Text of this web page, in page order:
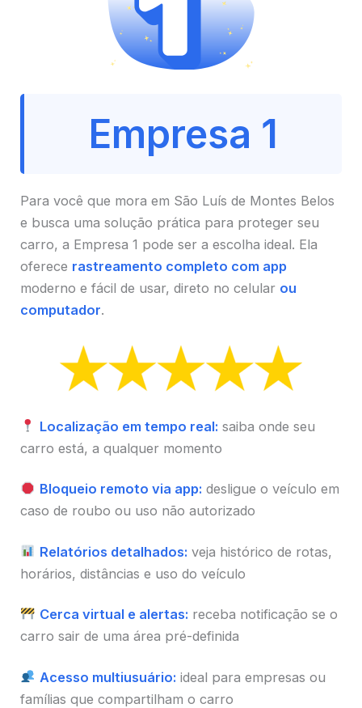
Empresa 1
Para você que mora em São Luís de Montes Belos
e busca uma solução prática para proteger seu
carro, a Empresa 1 pode ser a escolha ideal. Ela
oferece rastreamento completo com app
moderno e fácil de usar, direto no celular ou
computador.
Localização em tempo real: saiba onde seu
carro está, a qualquer momento
Bloqueio remoto via app: desligue o veículo em
caso de roubo ou uso não autorizado
Relatórios detalhados: veja histórico de rotas,
horários, distâncias e uso do veículo
Cerca virtual e alertas: receba notificação se o
carro sair de uma área pré-definida
Acesso multiusuário: ideal para empresas ou
famílias que compartilham o carro